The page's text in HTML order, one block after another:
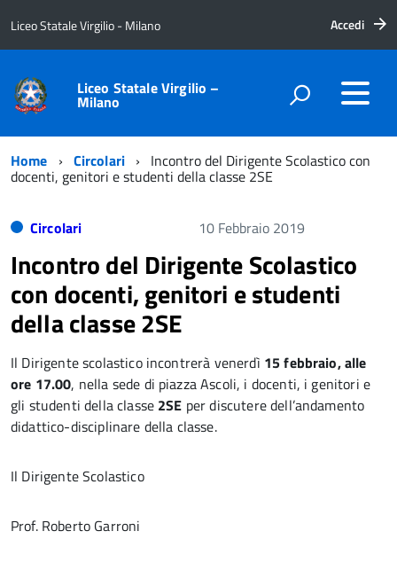
Liceo Statale Virgilio - Milano Accedi
Liceo Statale Virgilio –
Milano
Home Circolari Incontro del Dirigente Scolastico con
docenti, genitori e studenti della classe 2SE
Circolari 10 Febbraio 2019
Incontro del Dirigente Scolastico
con docenti, genitori e studenti
della classe 2SE
Il Dirigente scolastico incontrerà venerdì 15 febbraio, alle
ore 17.00, nella sede di piazza Ascoli, i docenti, i genitori e
gli studenti della classe 2SE per discutere dell’andamento
didattico-disciplinare della classe.
Il Dirigente Scolastico
Prof. Roberto Garroni